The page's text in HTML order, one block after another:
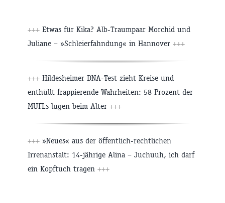
+++ Etwas für Kika? Alb-Traumpaar Morchid und
Juliane – »Schleierfahndung« in Hannover +++
+++ Hildesheimer DNA-Test zieht Kreise und
enthüllt frappierende Wahrheiten: 58 Prozent der
MUFLs lügen beim Alter +++
+++ »Neues« aus der öffentlich-rechtlichen
Irrenanstalt: 14-jährige Alina – Juchuuh, ich darf
ein Kopftuch tragen +++